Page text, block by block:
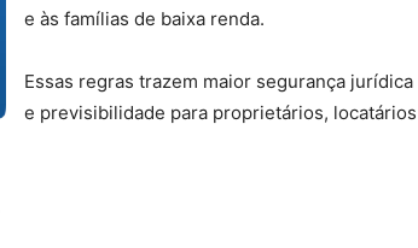
e às famílias de baixa renda.
Essas regras trazem maior segurança jurídica
e previsibilidade para proprietários, locatários